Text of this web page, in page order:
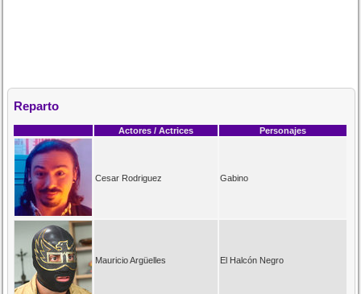
Reparto
Actores / Actrices Personajes
Cesar Rodriguez Gabino
Mauricio Argüelles El Halcón Negro